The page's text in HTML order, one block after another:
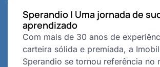
Sperandio | Uma jornada de
aprendizado
Com mais de 30 anos de
carteira sólida e premiada, a
Sperandio se tornou referência no